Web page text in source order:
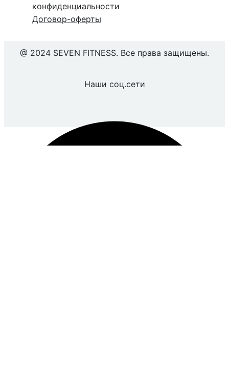
конфиденциальности
Договор-оферты
@ 2024 SEVEN FITNESS. Все права защищены.
Наши соц.сети